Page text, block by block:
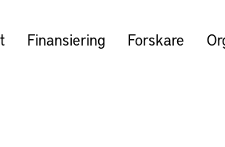
Finansiering Forskare